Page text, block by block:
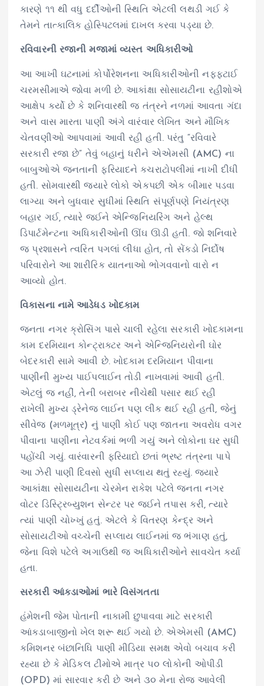
કારણે ૧૧ થી વધુ દર્દીઓની સ્થિતિ એટલી લથડી ગઈ કે
તેમને તાત્કાલિક હોસ્પિટલમાં દાખલ કરવા પડ્યા છે.
રવિવારની રજાની મજામાં વ્યસ્ત અધિકારીઓ
આ આખી ઘટનામાં કોર્પોરેશનના અધિકારીઓની નફ્ફટાઈ
ચરમસીમાએ જોવા મળી છે. આકાંક્ષા સોસાયટીના રહીશોએ
આક્ષેપ કર્યો છે કે શનિવારથી જ તંત્રને નળમાં આવતા ગંદા
અને વાસ મારતા પાણી અંગે વારંવાર લેખિત અને મૌખિક
ચેતવણીઓ આપવામાં આવી રહી હતી. પરંતુ “રવિવારે
સરકારી રજા છે” તેવું બહાનું ધરીને એએમસી (AMC) ના
બાબુઓએ જનતાની ફરિયાદને કચરાટોપલીમાં નાખી દીધી
હતી. સોમવારથી જ્યારે લોકો એકપછી એક બીમાર પડવા
લાગ્યા અને બુધવાર સુધીમાં સ્થિતિ સંપૂર્ણપણે નિયંત્રણ
બહાર ગઈ, ત્યારે જઈને એન્જિનિયરિંગ અને હેલ્થ
ડિપાર્ટમેન્ટના અધિકારીઓની ઊંઘ ઊડી હતી. જો શનિવારે
જ પ્રશાસને ત્વરિત પગલાં લીધા હોત, તો સેંકડો નિર્દોષ
પરિવારોને આ શારીરિક યાતનાઓ ભોગવવાનો વારો ન
આવ્યો હોત.
વિકાસના નામે આડેધડ ખોદકામ
જનતા નગર ક્રોસિંગ પાસે ચાલી રહેલા સરકારી ખોદકામના
કામ દરમિયાન કોન્ટ્રાક્ટર અને એન્જિનિયરોની ઘોર
બેદરકારી સામે આવી છે. ખોદકામ દરમિયાન પીવાના
પાણીની મુખ્ય પાઈપલાઈન તોડી નાખવામાં આવી હતી.
એટલું જ નહીં, તેની બરાબર નીચેથી પસાર થઈ રહી
રાખેલી મુખ્ય ડ્રેનેજ લાઈન પણ લીક થઈ રહી હતી, જેનું
સીવેજ (મળમૂત્ર) નું પાણી કોઈ પણ જાતના અવરોધ વગર
પીવાના પાણીના નેટવર્કમાં ભળી ગયું અને લોકોના ઘર સુધી
પહોંચી ગયું. વારંવારની ફરિયાદો છતાં ભ્રષ્ટ તંત્રના પાપે
આ ઝેરી પાણી દિવસો સુધી સપ્લાય થતું રહ્યું. જ્યારે
આકાંક્ષા સોસાયટીના ચેરમેન રાકેશ પટેલે જનતા નગર
વોટર ડિસ્ટ્રિબ્યુશન સેન્ટર પર જઈને તપાસ કરી, ત્યારે
ત્યાં પાણી ચોખ્ખું હતું. એટલે કે વિતરણ કેન્દ્ર અને
સોસાયટીઓ વચ્ચેની સપ્લાય લાઈનમાં જ ભંગાણ હતું,
જેના વિશે પટેલે અગાઉથી જ અધિકારીઓને સાવચેત કર્યા
હતા.
સરકારી આંકડાઓમાં ભારે વિસંગતતા
હંમેશની જેમ પોતાની નાકામી છુપાવવા માટે સરકારી
આંકડાબાજીનો ખેલ શરૂ થઈ ગયો છે. એએમસી (AMC)
કમિશનર બંછાનિધિ પાણી મીડિયા સમક્ષ એવો બચાવ કરી
રહ્યા છે કે મેડિકલ ટીમોએ માત્ર ૫૦ લોકોની ઓપીડી
(OPD) માં સારવાર કરી છે અને ૩૦ મેના રોજ આવેલી